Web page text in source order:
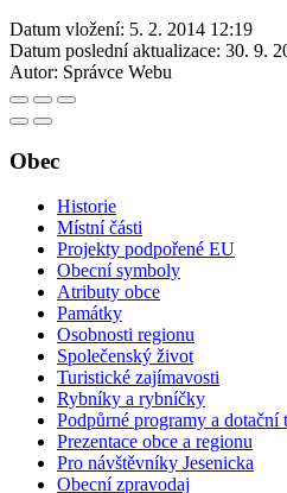
Datum vložení: 5. 2. 2014 12:19
Datum poslední aktualizace: 30. 9.
Autor: Správce Webu
Obec
Historie
Místní části
Projekty podpořené EU
Obecní symboly
Atributy obce
Památky
Osobnosti regionu
Společenský život
Turistické zajímavosti
Rybníky a rybníčky
Podpůrné programy a
Prezentace obce a regionu
Pro návštěvníky Jesenicka
Obecní zpravodaj